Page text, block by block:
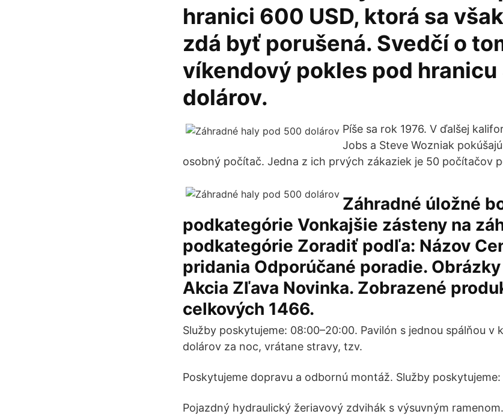
hranici 600 USD, ktorá sa
zdá byť porušená. Svedčí o
víkendový pokles pod
dolárov.
Píše sa rok 1976. V ďalšej
Jobs a Steve Wozniak
osobný počítač. Jedna z ich prvých zákaziek je 50 počítačov
Záhradné úložné
podkategórie Vonkajšie zásteny na
podkategórie Zoradiť podľa: Názov
pridania Odporúčané poradie.
Akcia Zľava Novinka. Zobrazené
celkových 1466.
Služby poskytujeme: 08:00–20:00. Pavilón s jednou spálňou v
dolárov za noc, vrátane stravy, tzv.
Poskytujeme dopravu a odbornú montáž. Služby
Pojazdný hydraulický žeriavový zdvihák s výsuvným